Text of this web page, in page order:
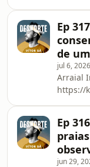
Ep
de
jul 6, 2026
Arraial
https://
Ep
jun 29,